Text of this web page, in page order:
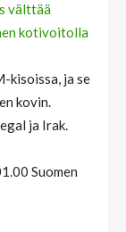
välttää
kotivoitolla
kisoissa, ja se
kovin.
ja Irak.
Suomen